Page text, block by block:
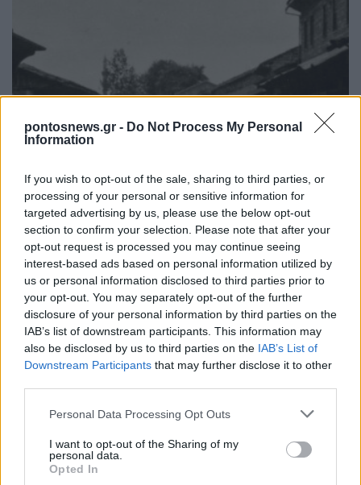
pontosnews.gr - Do Not Process My Personal
Information
If you wish to opt-out of the sale, sharing to third parties, or
processing of your personal or sensitive information for
targeted advertising by us, please use the below opt-out
section to confirm your selection. Please note that after your
opt-out request is processed you may continue seeing
interest-based ads based on personal information utilized by
us or personal information disclosed to third parties prior to
your opt-out. You may separately opt-out of the further
disclosure of your personal information by third parties on the
IAB’s list of downstream participants. This information may
also be disclosed by us to third parties on the IAB’s List of
Downstream Participants that may further disclose it to other
Please note that this website/app uses one or more Google
not limited to your visit or usage behaviour. You may click to
grant or deny consent to Google and its third-party tags to
use your data for below specified purposes in below Google
Personal Data Processing Opt Outs
I want to opt-out of the Sharing of my
personal data.
Opted In
ΠΟΝΤΟΣ
Σούρμενα, Σουσάρμενα ή Σύρμενα: Η ετυμολογία του
ονόματος της όμορφης πόλης του Εύξεινου Πόντου – Και
ένα τραγούδι
23/11/2025 - 2:34μμ